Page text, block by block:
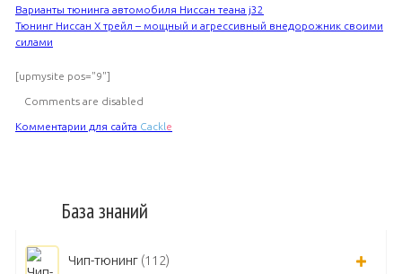
Варианты тюнинга автомобиля Ниссан теана j32
Тюнинг Ниссан Х трейл – мощный и агрессивный внедорожник своими
силами
[upmysite pos="9"]
Comments are disabled
Комментарии для сайта Cackle
База знаний
Чип-тюнинг (112)